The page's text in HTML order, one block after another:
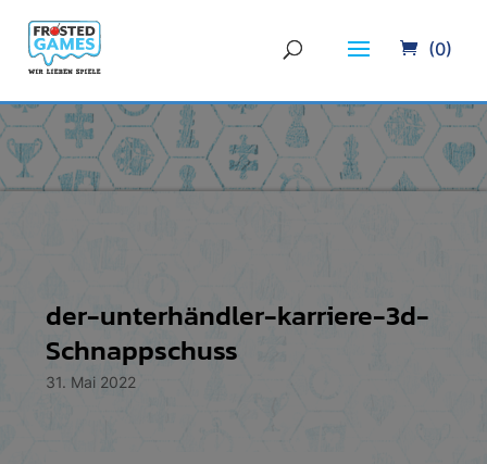
(0)
der-unterhändler-karriere-3d-
Schnappschuss
31. Mai 2022